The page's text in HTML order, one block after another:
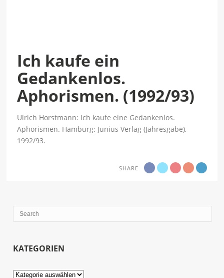
Ich kaufe ein
Gedankenlos.
Aphorismen. (1992/93)
Ulrich Horstmann: Ich kaufe eine Gedankenlos.
Aphorismen. Hamburg: Junius Verlag (Jahresgabe),
1992/93.
SHARE
KATEGORIEN
Kategorien